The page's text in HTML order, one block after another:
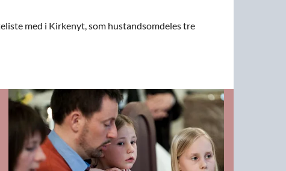
med i Kirkenyt, som hustandsomdeles tre